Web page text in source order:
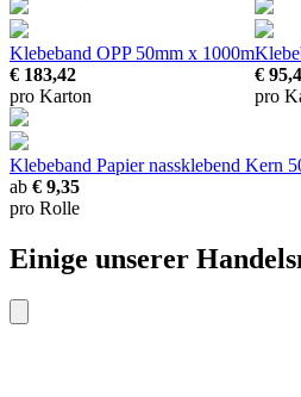
Klebeband OPP 50mm x 1000m
€ 183,42
pro Karton
€
pro
Klebeband Papier nassklebend Kern
ab € 9,35
pro Rolle
Einige unserer